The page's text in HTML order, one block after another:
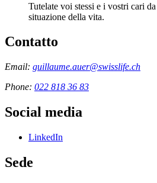
Tutelate voi stessi e i vostri cari
situazione della vita.
Contatto
Email: guillaume.auer@swisslife.ch
Phone: 022 818 36 83
Social media
LinkedIn
Sede